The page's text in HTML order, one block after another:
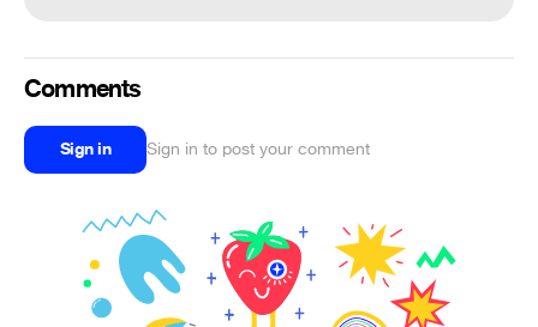
Comments
Sign in Sign in to post your comment